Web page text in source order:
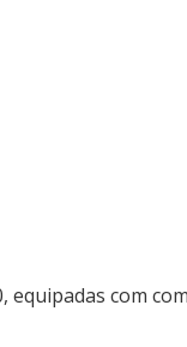
equipadas com